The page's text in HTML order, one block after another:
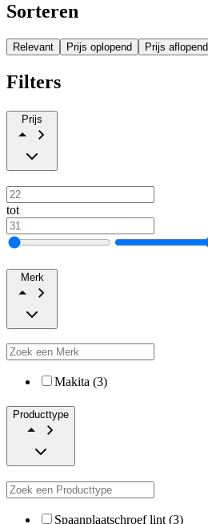
Sorteren
Relevant Prijs oplopend Prijs aflopend
Filters
Prijs
tot
Merk
Makita (3)
Producttype
Spaanplaatschroef lint (3)